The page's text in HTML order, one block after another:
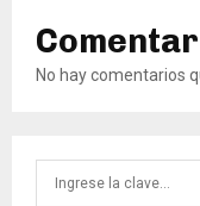
No hay comentarios